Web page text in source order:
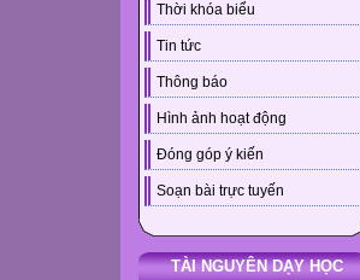
Thời khóa biểu
Tin tức
Thông báo
Hình ảnh hoạt động
Đóng góp ý kiến
Soạn bài trực tuyến
TÀI NGUYÊN DẠY HỌC